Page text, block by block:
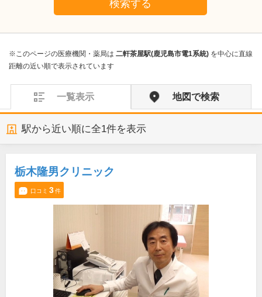
検索する
※このページの医療機関・薬局は 二軒茶屋駅(鹿児島市電1系統) を中心に直線
距離の近い順で表示されています
一覧表示 地図で検索
駅から近い順に全1件を表示
栃木隆男クリニック
口コミ 3件